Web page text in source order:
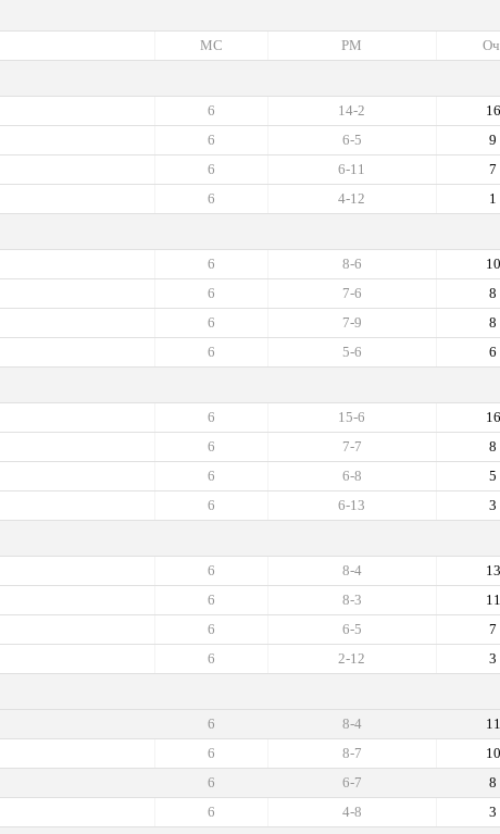
РМ
МС
16
14-2
6
9
6-5
6
7
6-11
6
1
4-12
6
10
8-6
6
8
7-6
6
8
7-9
6
6
5-6
6
16
15-6
6
8
7-7
6
5
6-8
6
3
6-13
6
13
8-4
6
11
8-3
6
7
6-5
6
3
2-12
6
11
8-4
6
10
8-7
6
8
6-7
6
3
4-8
6